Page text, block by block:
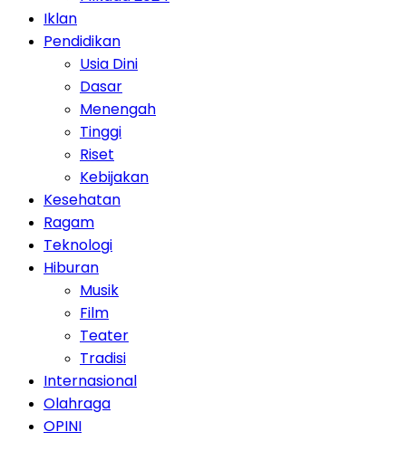
Iklan
Pendidikan
Usia Dini
Dasar
Menengah
Tinggi
Riset
Kebijakan
Kesehatan
Ragam
Teknologi
Hiburan
Musik
Film
Teater
Tradisi
Internasional
Olahraga
OPINI